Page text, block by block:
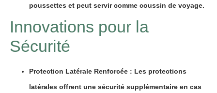
poussettes et peut servir comme coussin de voyage.
Innovations pour la
Sécurité
Protection Latérale Renforcée : Les protections
latérales offrent une sécurité supplémentaire en cas